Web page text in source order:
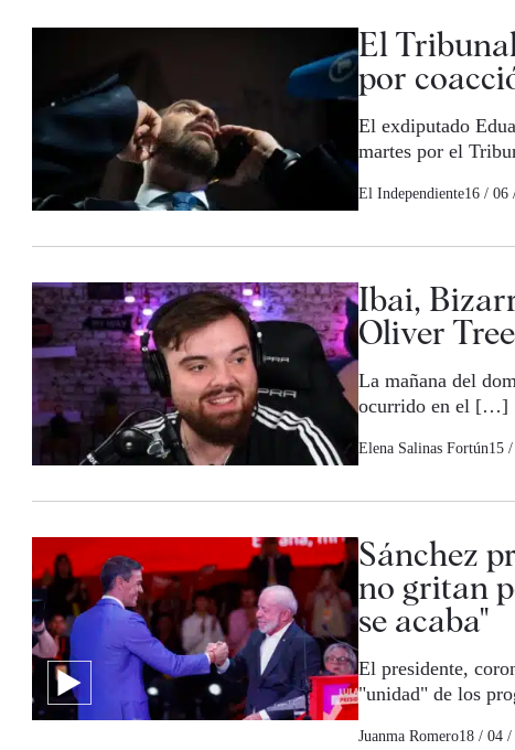
El
por
El exdiputado
martes por el
El Independiente16 / 06
Ibai,
Oliver
La mañana del
ocurrido en el […]
Elena Salinas Fortún15
Sánchez
no gritan
se acaba"
El presidente,
"unidad" de los
Juanma Romero18 / 04 /